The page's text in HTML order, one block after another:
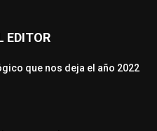
EDITOR
que nos deja el año 2022